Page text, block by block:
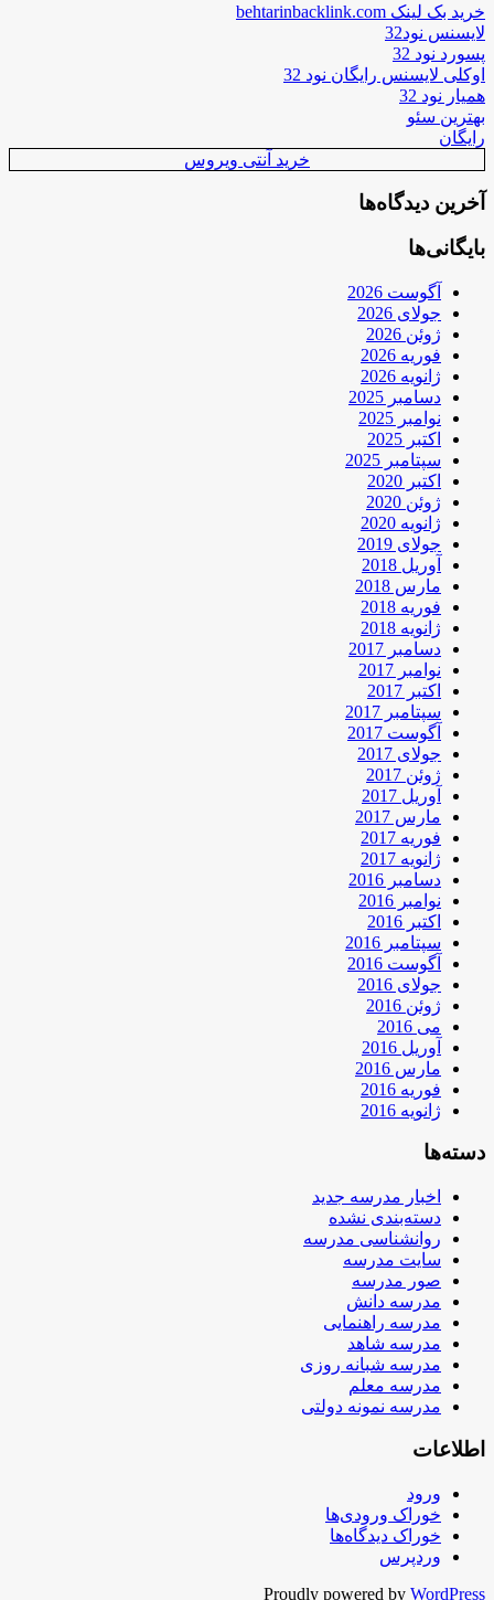
خرید بک لینک behtarinbacklink.com
لایسنس نود32
پسورد نود 32
اوکلی لایسنس رایگان نود 32
همیار نود 32
بهترین سئو
رایگان
خرید آنتی ویروس
آخرین دیدگاه‌ها
بایگانی‌ها
آگوست 2026
جولای 2026
ژوئن 2026
فوریه 2026
ژانویه 2026
دسامبر 2025
نوامبر 2025
اکتبر 2025
سپتامبر 2025
اکتبر 2020
ژوئن 2020
ژانویه 2020
جولای 2019
آوریل 2018
مارس 2018
فوریه 2018
ژانویه 2018
دسامبر 2017
نوامبر 2017
اکتبر 2017
سپتامبر 2017
آگوست 2017
جولای 2017
ژوئن 2017
آوریل 2017
مارس 2017
فوریه 2017
ژانویه 2017
دسامبر 2016
نوامبر 2016
اکتبر 2016
سپتامبر 2016
آگوست 2016
جولای 2016
ژوئن 2016
می 2016
آوریل 2016
مارس 2016
فوریه 2016
ژانویه 2016
دسته‌ها
اخبار مدرسه جدید
دسته‌بندی نشده
روانشناسی مدرسه
سایت مدرسه
صور مدرسه
مدرسه دانش
مدرسه راهنمایی
مدرسه شاهد
مدرسه شبانه روزی
مدرسه معلم
مدرسه نمونه دولتی
اطلاعات
ورود
خوراک ورودی‌ها
خوراک دیدگاه‌ها
وردپرس
Proudly powered by WordPress